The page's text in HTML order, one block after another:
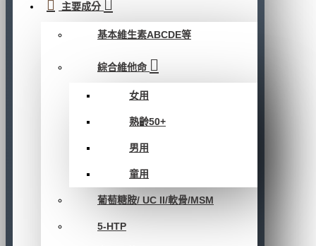
主要成分
基本維生素ABCDE等
綜合維他命
女用
熟齡50+
男用
童用
葡萄糖胺/ UC II/軟骨/MSM
5-HTP